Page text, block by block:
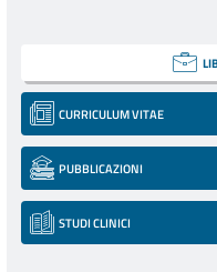
CURRICULUM VITAE
PUBBLICAZIONI
STUDI CLINICI